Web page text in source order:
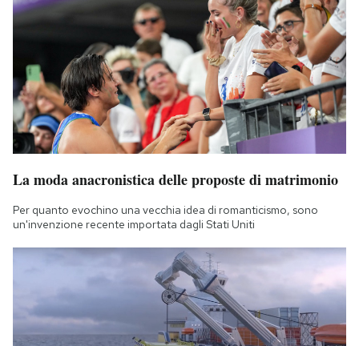
La moda anacronistica delle proposte di matrimonio
Per quanto evochino una vecchia idea di romanticismo, sono
un'invenzione recente importata dagli Stati Uniti